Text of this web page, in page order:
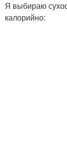
Я выбираю
калорийно: